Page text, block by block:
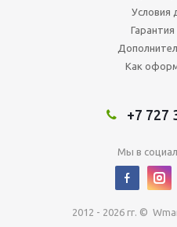
Условия
Как
+7 727
Мы в
2012 - 2026 гг. ©